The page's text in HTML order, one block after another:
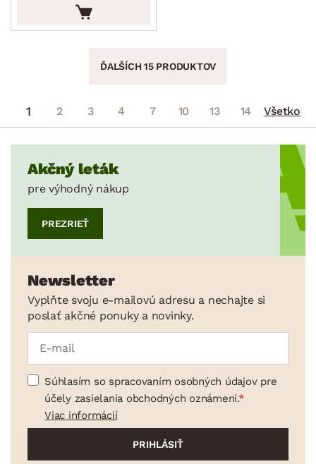
ĎALŠÍCH 15 PRODUKTOV
1 2 3 4 7 10 13 14 Všetko
Akčný leták
pre výhodný nákup
PREZRIEŤ
Newsletter
Vyplňte svoju e-mailovú adresu a nechajte si
poslať akčné ponuky a novinky.
Súhlasím so spracovaním osobných údajov pre
účely zasielania obchodných oznámení.
Viac informácií